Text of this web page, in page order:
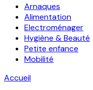
Arnaques
Alimentation
Electroménager
Hygiène & Beauté
Petite enfance
Mobilité
Accueil